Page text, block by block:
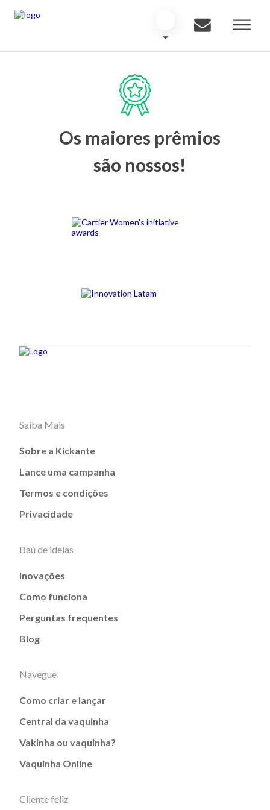
Os maiores prêmios
são nossos!
Saiba Mais
Sobre a Kickante
Lance uma campanha
Termos e condições
Privacidade
Baú de ideias
Inovações
Como funciona
Perguntas frequentes
Blog
Navegue
Como criar e lançar
Central da vaquinha
Vakinha ou vaquinha?
Vaquinha Online
Cliente feliz